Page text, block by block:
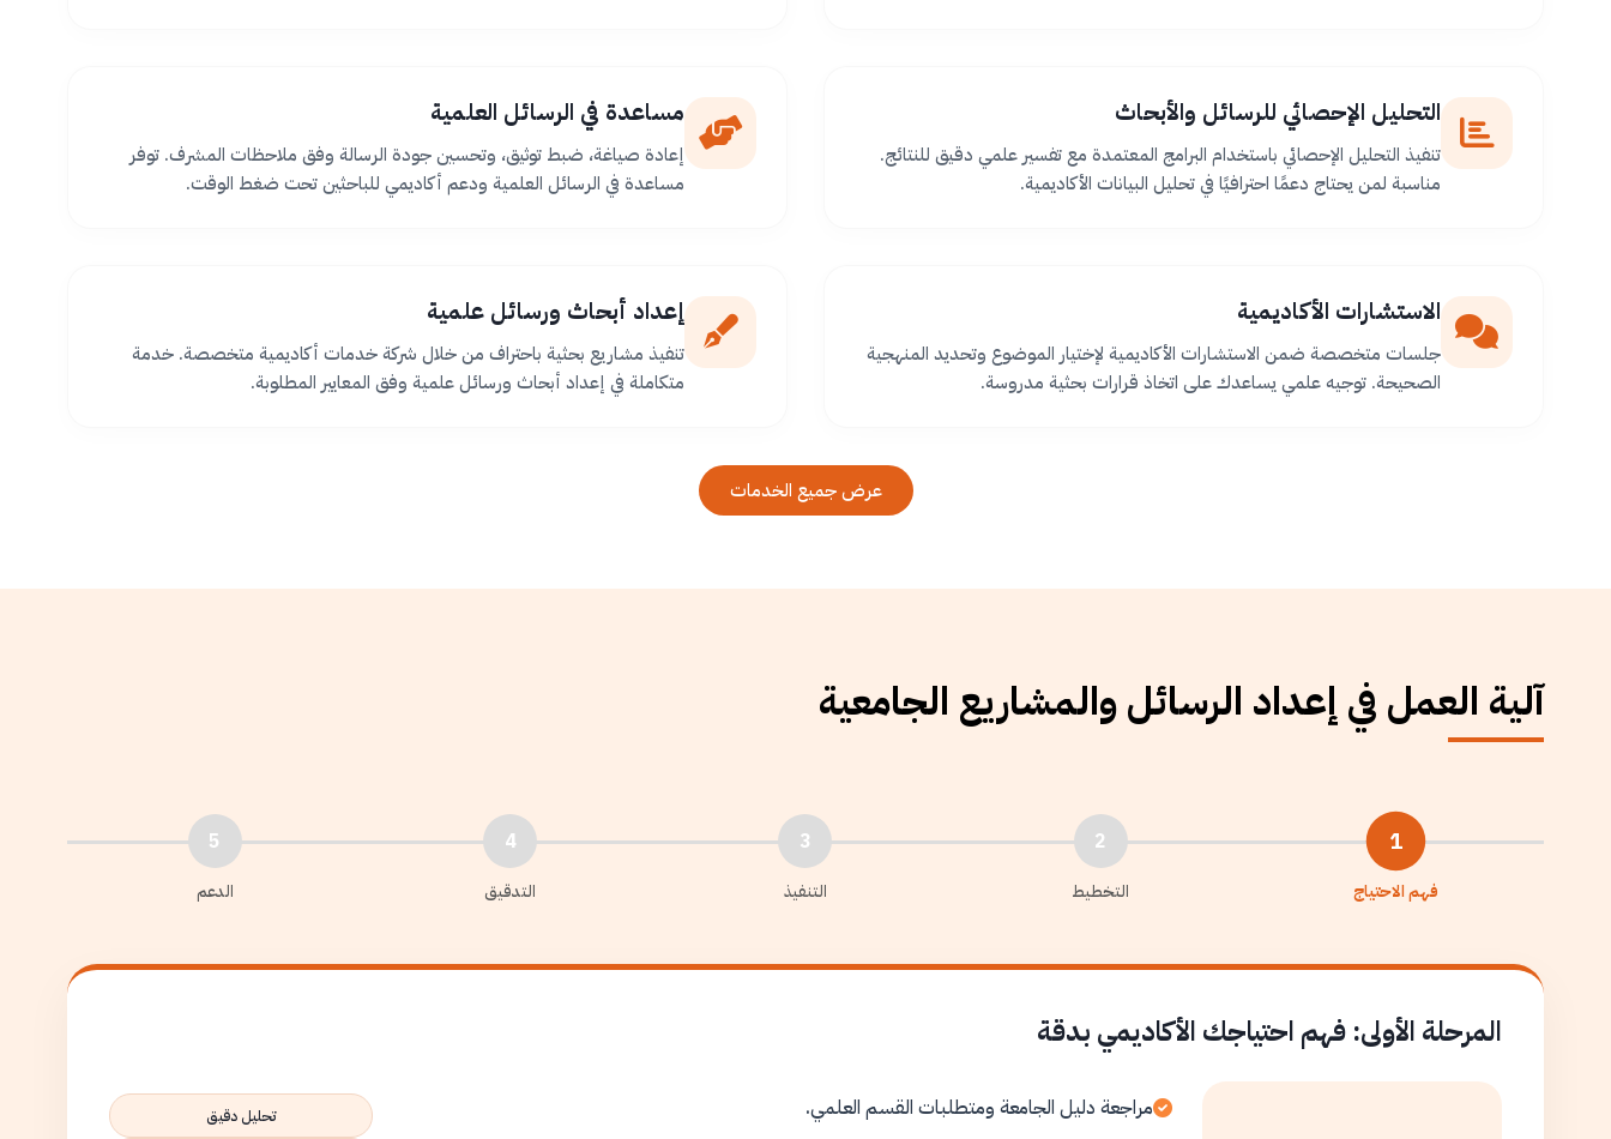
التحليل الإحصائي للرسائل والأبحاث
تنفيذ التحليل الإحصائي باستخدام البرامج المعتمدة مع تفسير علمي دقيق للنتائج.
مناسبة لمن يحتاج دعمًا احترافيًا في تحليل البيانات الأكاديمية.
مساعدة في الرسائل العلمية
إعادة صياغة، ضبط توثيق، وتحسين جودة الرسالة وفق ملاحظات المشرف. توفر
مساعدة في الرسائل العلمية ودعم أكاديمي للباحثين تحت ضغط الوقت.
الاستشارات الأكاديمية
جلسات متخصصة ضمن الاستشارات الأكاديمية لإختيار الموضوع وتحديد المنهجية
الصحيحة. توجيه علمي يساعدك على اتخاذ قرارات بحثية مدروسة.
إعداد أبحاث ورسائل علمية
تنفيذ مشاريع بحثية باحتراف من خلال شركة خدمات أكاديمية متخصصة. خدمة
متكاملة في إعداد أبحاث ورسائل علمية وفق المعايير المطلوبة.
عرض جميع الخدمات
آلية العمل في إعداد الرسائل والمشاريع الجامعية
1
فهم الاحتياج
2
التخطيط
3
التنفيذ
4
التدقيق
5
الدعم
المرحلة الأولى: فهم احتياجك الأكاديمي بدقة
مراجعة دليل الجامعة ومتطلبات القسم العلمي.
تحليل دقيق